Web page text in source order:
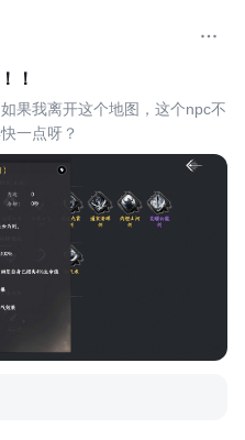
！
果我离开这个地图，这个npc不
一点呀？